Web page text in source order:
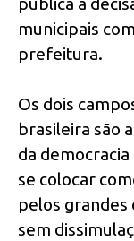
municipais
prefeitura.
Os dois
brasileira são
da
se colocar
pelos grandes
sem